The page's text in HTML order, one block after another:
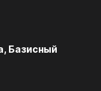
Базисный